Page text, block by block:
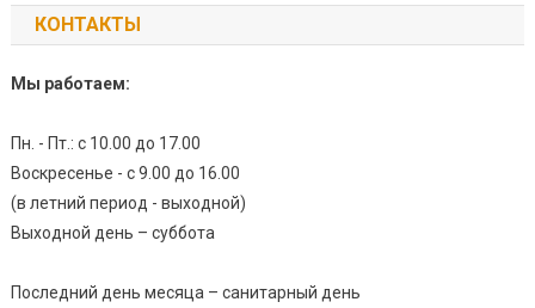
КОНТАКТЫ
Мы работаем:
Пн. - Пт.: с 10.00 до 17.00
Воскресенье - с 9.00 до 16.00
(в летний период - выходной)
Выходной день – суббота
Последний день месяца – санитарный день